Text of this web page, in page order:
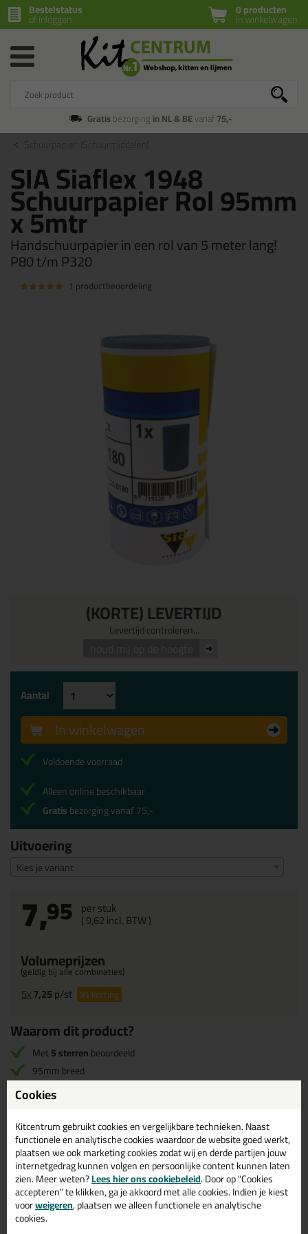
0 producten
in winkelwagen
Bestelstatus
of inloggen
Gratisbezorging in NL & BEvanaf75,-
SIA Siaflex 1948
Schuurpapier Rol 95mm
x 5mtr
Handschuurpapier in een rol van 5 meter lang!
P80 t/m P320
1 productbeoordeling
(KORTE) LEVERTIJD
Levertijd controleren...
Uitvoering
Kies je variant
7,95 per stuk
(9,62incl. BTW )
Volumeprijzen
(geldig bij alle combinaties)
5x7,25p/st 9%korting
Aantal
In winkelwagen
Voldoende voorraad
Alleen online beschikbaar
Gratisbezorging vanaf 75,-
Waarom dit product?
Met5 sterrenbeoordeeld
95mm breed
5 meter lang
Zeer flexibel
Omschrijving Video Reviews (1)
Schuurpapier SIA Siaflex
1948 | Rol van 5 meter
Cookies
Kitcentrum gebruikt cookies en vergelijkbare technieken. Naast
functionele en analytische cookies waardoor de website goed werkt,
plaatsen we ook marketing cookies zodat wij en derde partijen jouw
internetgedrag kunnen volgen en persoonlijke content kunnen laten
zien. Meer weten?Lees hier ons cookiebeleid. Door op "Cookies
accepteren" te klikken, ga je akkoord met alle cookies. Indien je kiest
voorweigeren, plaatsen we alleen functionele en analytische
cookies.